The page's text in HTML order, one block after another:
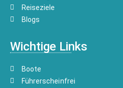
Reiseziele
Blogs
Wichtige Links
Boote
Führerscheinfrei